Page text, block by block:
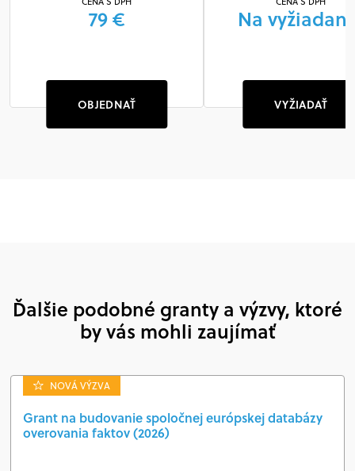
79 €
OBJEDNAŤ
Na
VYŽIADAŤ
Ďalšie podobné granty a výzvy, ktoré
by vás mohli zaujímať
NOVÁ VÝZVA
Grant na budovanie spoločnej európskej databázy
overovania faktov (2026)